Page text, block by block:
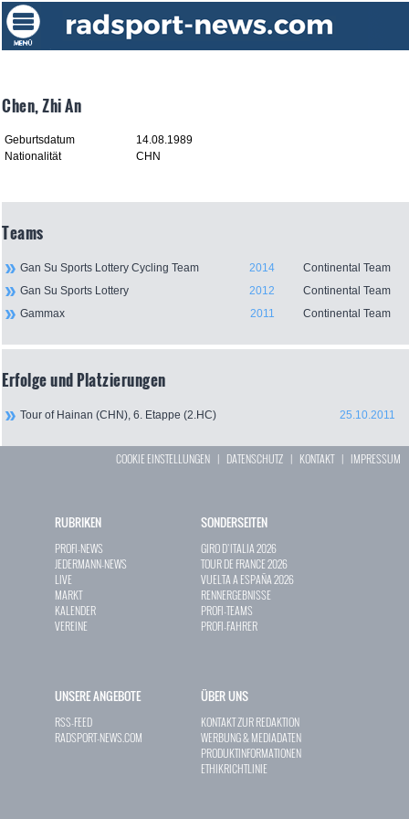
Chen, Zhi An
Geburtsdatum
14.08.1989
Nationalität
CHN
Teams
Gan Su Sports Lottery Cycling Team 2014
Continental Team
Gan Su Sports Lottery
2012
Continental Team
Gammax
2011 Continental Team
Erfolge und Platzierungen
Tour of Hainan (CHN), 6. Etappe (2.HC) 25.10.2011
COOKIE EINSTELLUNGEN | DATENSCHUTZ | KONTAKT| IMPRESSUM
RUBRIKEN
PROFI-NEWS
JEDERMANN-NEWS
LIVE
MARKT
KALENDER
VEREINE
SONDERSEITEN
GIRO D`ITALIA 2026
TOUR DE FRANCE 2026
VUELTA A ESPAÑA 2026
RENNERGEBNISSE
PROFI-TEAMS
PROFI-FAHRER
UNSERE ANGEBOTE
RSS-FEED
RADSPORT-NEWS.COM
ÜBER UNS
KONTAKT ZUR REDAKTION
WERBUNG & MEDIADATEN
PRODUKTINFORMATIONEN
ETHIKRICHTLINIE